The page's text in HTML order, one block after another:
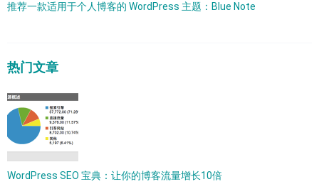
推荐一款适用于个人博客的 WordPress 主题：Blue Note
热门文章
WordPress SEO 宝典：让你的博客流量增长10倍